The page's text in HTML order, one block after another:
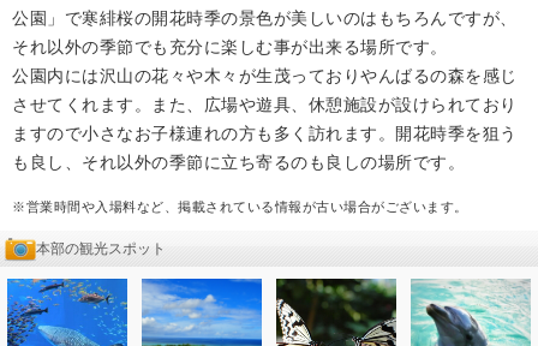
公園」で寒緋桜の開花時季の景色が美しいのはもちろんですが、
それ以外の季節でも充分に楽しむ事が出来る場所です。
公園内には沢山の花々や木々が生茂っておりやんばるの森を感じ
させてくれます。また、広場や遊具、休憩施設が設けられており
ますので小さなお子様連れの方も多く訪れます。開花時季を狙う
も良し、それ以外の季節に立ち寄るのも良しの場所です。
※営業時間や入場料など、掲載されている情報が古い場合がございます。
本部の観光スポット